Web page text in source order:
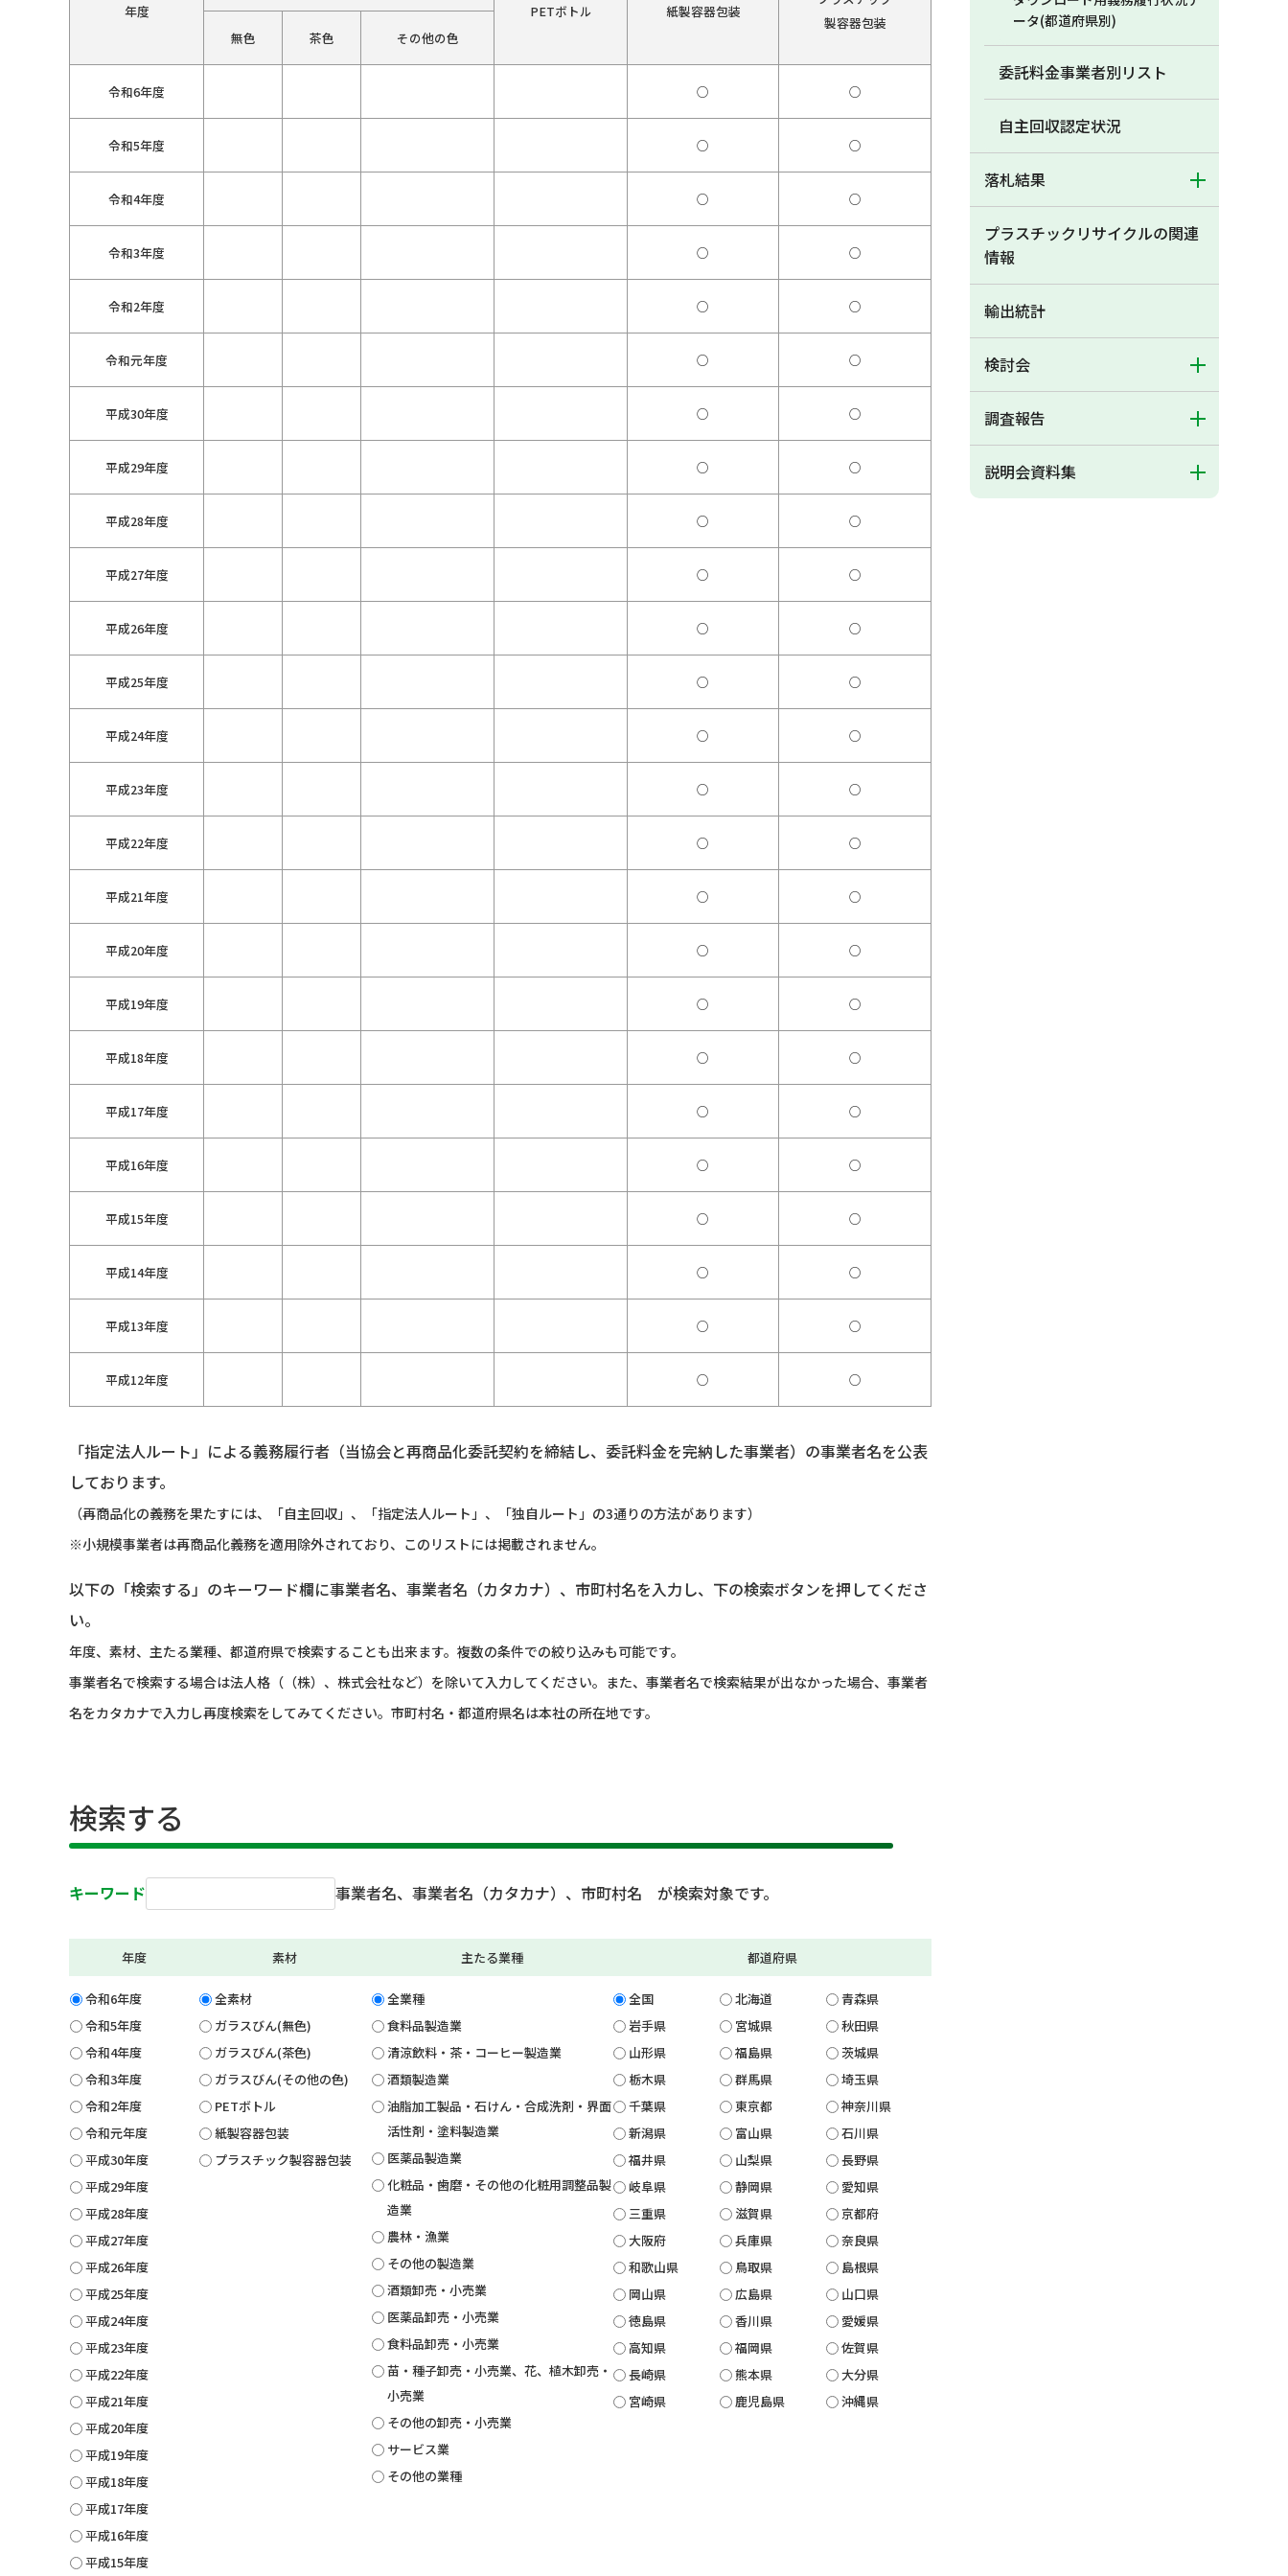
年度
PETボトル
紙製容器包装
製容器包装
無色
茶色 その他の色
令和6年度 ○ ○
令和5年度 ○ ○
令和4年度 ○ ○
令和3年度 ○ ○
令和2年度 ○ ○
令和元年度 ○ ○
平成30年度 ○ ○
平成29年度 ○ ○
平成28年度 ○ ○
平成27年度 ○ ○
平成26年度 ○ ○
平成25年度 ○ ○
平成24年度 ○ ○
平成23年度 ○ ○
平成22年度 ○ ○
平成21年度 ○ ○
平成20年度 ○ ○
平成19年度 ○ ○
平成18年度 ○ ○
平成17年度 ○ ○
平成16年度 ○ ○
平成15年度 ○ ○
平成14年度 ○ ○
平成13年度 ○ ○
平成12年度 ○ ○
「指定法人ルート」による義務履行者（当協会と再商品化委託契約を締結し、委託料金を完納した事業者）の事業者名を公表
しております。
（再商品化の義務を果たすには、「自主回収」、「指定法人ルート」、「独自ルート」の3通りの方法があります）
※小規模事業者は再商品化義務を適用除外されており、このリストには掲載されません。
以下の「検索する」のキーワード欄に事業者名、事業者名（カタカナ）、市町村名を入力し、下の検索ボタンを押してくださ
い。
年度、素材、主たる業種、都道府県で検索することも出来ます。複数の条件での絞り込みも可能です。
事業者名で検索する場合は法人格（（株）、株式会社など）を除いて入力してください。また、事業者名で検索結果が出なかった場合、事業者
名をカタカナで入力し再度検索をしてみてください。市町村名・都道府県名は本社の所在地です。
検索する
キーワード 事業者名、事業者名（カタカナ）、市町村名 が検索対象です。
年度
令和6年度
令和5年度
令和4年度
令和3年度
令和2年度
令和元年度
平成30年度
平成29年度
平成28年度
平成27年度
平成26年度
平成25年度
平成24年度
平成23年度
平成22年度
平成21年度
平成20年度
平成19年度
平成18年度
平成17年度
平成16年度
平成15年度
素材
全素材
ガラスびん(無色)
ガラスびん(茶色)
ガラスびん(その他の色)
PETボトル
紙製容器包装
プラスチック製容器包装
主たる業種
全業種
食料品製造業
清涼飲料・茶・コーヒー製造業
酒類製造業
油脂加工製品・石けん・合成洗剤・界面
活性剤・塗料製造業
医薬品製造業
化粧品・歯磨・その他の化粧用調整品製
造業
農林・漁業
その他の製造業
酒類卸売・小売業
医薬品卸売・小売業
食料品卸売・小売業
苗・種子卸売・小売業、花、植木卸売・
小売業
その他の卸売・小売業
サービス業
その他の業種
都道府県
全国 北海道
青森県
岩手県
宮城県
秋田県
山形県
福島県
茨城県
栃木県
群馬県
埼玉県
千葉県
東京都
神奈川県
新潟県
富山県
石川県
福井県
山梨県
長野県
岐阜県
静岡県
愛知県
三重県
滋賀県
京都府
大阪府
兵庫県
奈良県
和歌山県
鳥取県
島根県
岡山県
広島県
山口県
徳島県
香川県
愛媛県
高知県
福岡県
佐賀県
長崎県
熊本県
大分県
宮崎県
鹿児島県 沖縄県
ータ(都道府県別)
委託料金事業者別リスト
自主回収認定状況
落札結果
プラスチックリサイクルの関連
情報
輸出統計
検討会
調査報告
説明会資料集